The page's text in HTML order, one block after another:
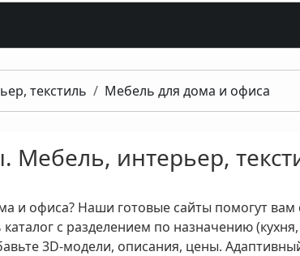
текстиль Мебель для дома и офиса
Мебель, интерьер,
и офиса? Наши готовые сайты помогут вам
с разделением по назначению
3D-модели, описания, цены.